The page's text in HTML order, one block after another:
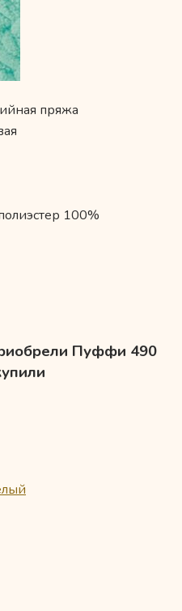
пряжа
100%
Пуффи 490